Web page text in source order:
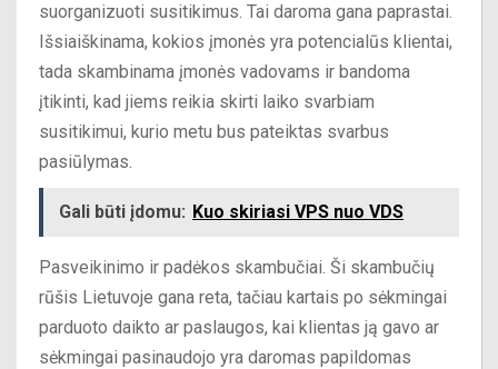
suorganizuoti susitikimus. Tai daroma gana paprastai.
Išsiaiškinama, kokios įmonės yra potencialūs klientai,
tada skambinama įmonės vadovams ir bandoma
įtikinti, kad jiems reikia skirti laiko svarbiam
susitikimui, kurio metu bus pateiktas svarbus
pasiūlymas.
Gali būti įdomu: Kuo skiriasi VPS nuo VDS
Pasveikinimo ir padėkos skambučiai. Ši skambučių
rūšis Lietuvoje gana reta, tačiau kartais po sėkmingai
parduoto daikto ar paslaugos, kai klientas ją gavo ar
sėkmingai pasinaudojo yra daromas papildomas